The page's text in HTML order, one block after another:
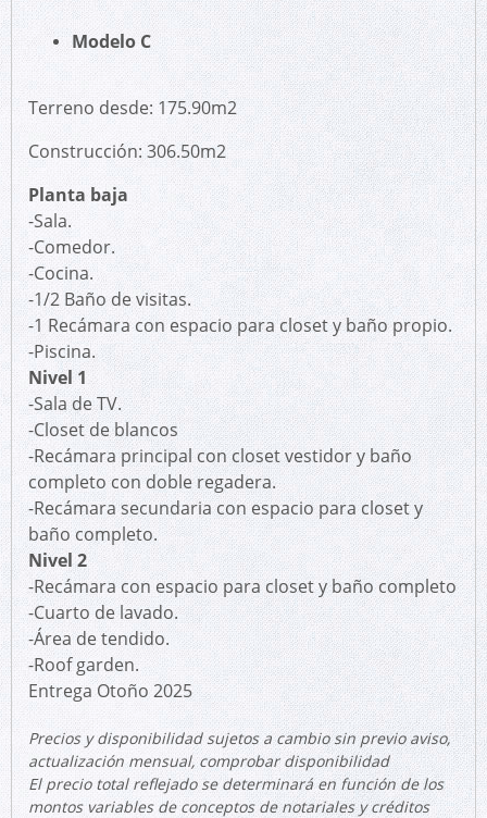
Modelo C
Terreno desde: 175.90m2
Construcción: 306.50m2
Planta baja
-Sala.
-Comedor.
-Cocina.
-1/2 Baño de visitas.
-1 Recámara con espacio para closet y baño propio.
-Piscina.
Nivel 1
-Sala de TV.
-Closet de blancos
-Recámara principal con closet vestidor y baño
completo con doble regadera.
-Recámara secundaria con espacio para closet y
baño completo.
Nivel 2
-Recámara con espacio para closet y baño completo
-Cuarto de lavado.
-Área de tendido.
-Roof garden.
Entrega Otoño 2025
Precios y disponibilidad sujetos a cambio sin previo aviso,
actualización mensual, comprobar disponibilidad
El precio total reflejado se determinará en función de los
montos variables de conceptos de notariales y créditos